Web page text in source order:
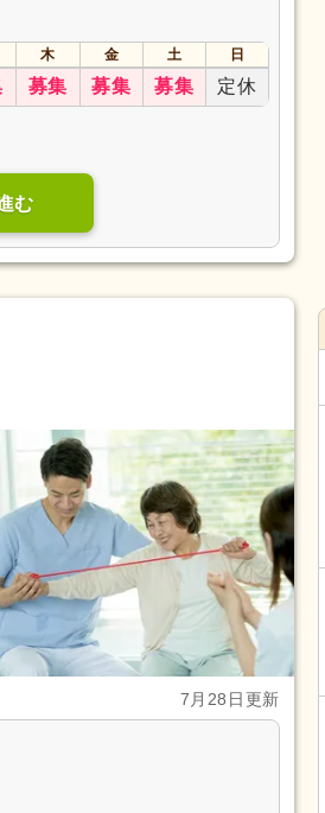
木 金 土
日
募集 募集 募集 定休
む
7月28日更新